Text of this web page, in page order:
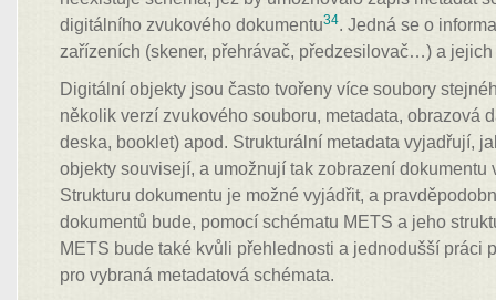
digitálního zvukového dokumentu34. Jedná se o
zařízeních (skener, přehrávač, předzesilovač…) a
Digitální objekty jsou často tvořeny více soubory
několik verzí zvukového souboru, metadata, obrazová
deska, booklet) apod. Strukturální metadata vyjadřují,
objekty souvisejí, a umožnují tak zobrazení dokumentu
Strukturu dokumentu je možné vyjádřit, a
dokumentů bude, pomocí schématu METS a jeho
METS bude také kvůli přehlednosti a jednodušší práci
pro vybraná metadatová schémata.